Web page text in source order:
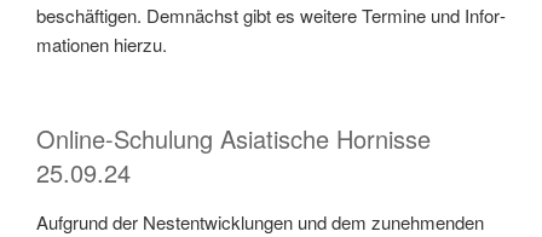
beschäfti­gen. Dem­nächst gibt es weit­ere Ter­mine und Infor­
ma­tio­nen hierzu.
Online-Schulung Asiatische Hornisse
25.09.24
Auf­grund der Nes­ten­twick­lun­gen und dem zunehmenden